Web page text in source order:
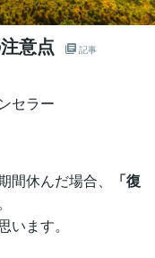
意点 記事
セラー
休んだ場合、
「復
ます。